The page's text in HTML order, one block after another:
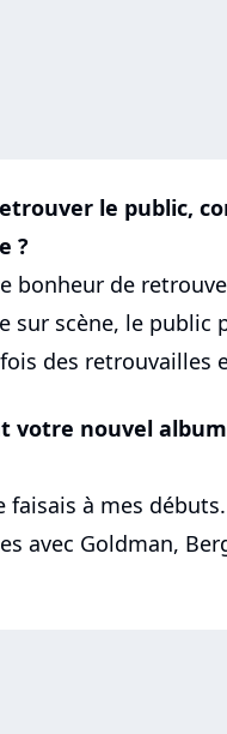
le public,
?
bonheur de
sur scène, le public
des retrouvailles
votre nouvel
faisais à mes
avec Goldman,